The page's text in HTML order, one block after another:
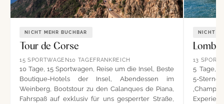
NICHT MEHR BUCHBAR
Tour de Corse
15 SPORTWAGEN10 TAGEFRANKREICH
10 Tage, 15 Sportwagen, Reise um die Insel, Beste
Boutique-Hotels der Insel, Abendessen im
Weinberg, Bootstour zu den Calanques de Piana,
Fahrspaß auf exklusiv für uns gesperrter Straße,
NICHT
13
5 Tage,
5-Sterne